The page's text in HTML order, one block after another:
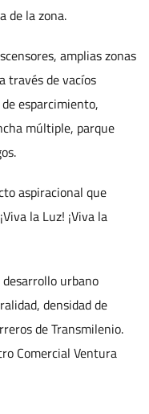
de la zona.
amplias zonas
través de vacíos
esparcimiento,
múltiple, parque
aspiracional que
la Luz! ¡Viva la
urbano
densidad de
de Transmilenio.
Comercial Ventura